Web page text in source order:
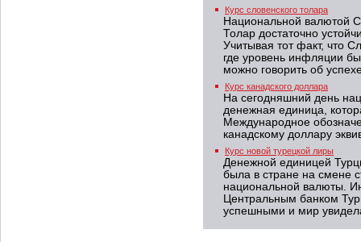
Курс словенского толара
Национальной валютой
Толар достаточно
Учитывая тот факт, что
где уровень инфляции
можно говорить об
Курс канадского доллара
На сегодняшний день
денежная единица,
Международное
канадскому доллару
Курс новой турецкой лиры
Денежной единицей
была в стране на смене
национальной валюты.
Центральным банком
успешными и мир